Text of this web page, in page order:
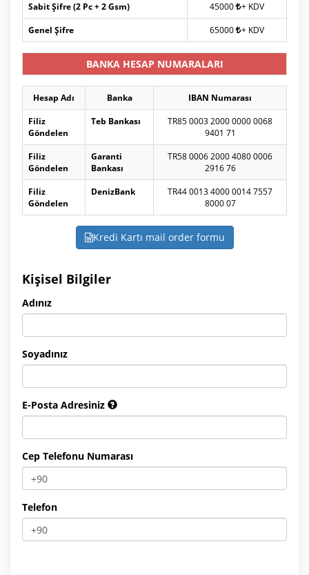
Sabit Şifre (2 Pc + 2 Gsm)
45000 + KDV
Genel Şifre
65000 + KDV
BANKA HESAP NUMARALARI
Hesap Adı Banka
IBAN Numarası
Filiz
Göndelen
Teb Bankası
TR85 0003 2000 0000 0068
9401 71
Filiz
Göndelen
Garanti
Bankası
TR58 0006 2000 4080 0006
2916 76
Filiz
Göndelen
DenizBank
TR44 0013 4000 0014 7557
8000 07
Kredi Kartı mail order formu
Kişisel Bilgiler
Adınız
Soyadınız
E-Posta Adresiniz
Cep Telefonu Numarası
Telefon